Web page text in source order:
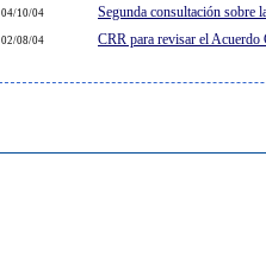
04/10/04 Segunda consultación sobre
02/08/04 CRR para revisar el Acuerdo